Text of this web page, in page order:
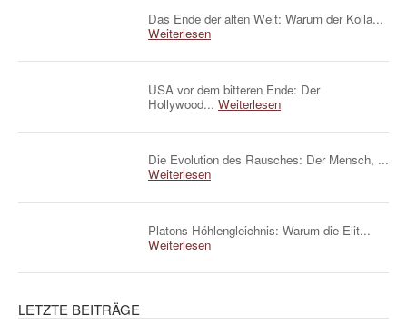
Das Ende der alten Welt: Warum der Kolla...
Weiterlesen
USA vor dem bitteren Ende: Der
Hollywood... Weiterlesen
Die Evolution des Rausches: Der Mensch, ...
Weiterlesen
Platons Höhlengleichnis: Warum die Elit...
Weiterlesen
LETZTE BEITRÄGE